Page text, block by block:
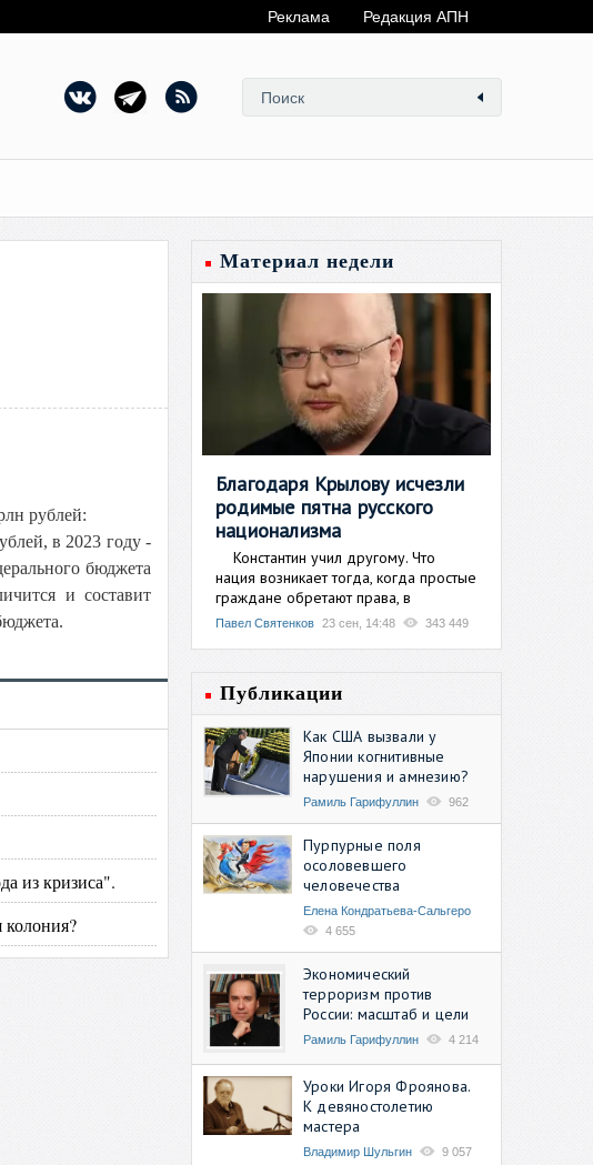
Реклама Редакция АПН
рублей:
в 2023 году -
бюджета
и составит
из кризиса".
колония?
Материал недели
Благодаря Крылову исчезли
родимые пятна русского
национализма
Константин учил другому. Что
нация возникает тогда, когда простые
граждане обретают права, в
Павел Святенков 23 сен, 14:48 343 449
Публикации
Как США вызвали у
Японии когнитивные
нарушения и амнезию?
Рамиль Гарифуллин 962
Пурпурные поля
осоловевшего
человечества
Елена Кондратьева-Сальгеро
4 655
Экономический
терроризм против
России: масштаб и цели
Рамиль Гарифуллин 4 214
Уроки Игоря Фроянова.
К девяностолетию
мастера
Владимир Шульгин 9 057